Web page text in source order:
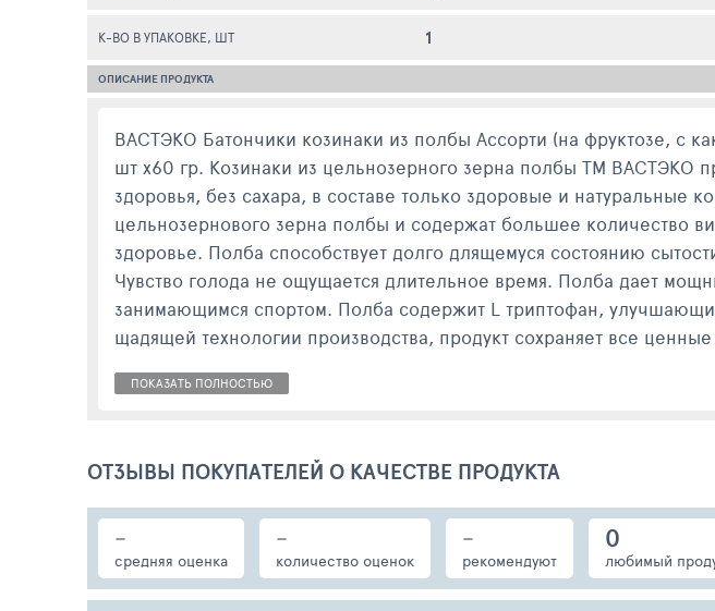
К-ВО В УПАКОВКЕ, ШТ 1
ОПИСАНИЕ ПРОДУКТА
ВАСТЭКО Батончики козинаки из полбы Ассорти (на фруктозе, с
шт х60 гр. Козинаки из цельнозерного зерна полбы ТМ ВАСТЭКО
здоровья, без сахара, в составе только здоровые и натуральные
цельнозернового зерна полбы и содержат большее количество
здоровье. Полба способствует долго длящемуся состоянию
Чувство голода не ощущается длительное время. Полба дает
занимающимся спортом. Полба содержит L триптофан,
щадящей технологии производства, продукт сохраняет все
ПОКАЗАТЬ ПОЛНОСТЬЮ
ОТЗЫВЫ ПОКУПАТЕЛЕЙ О КАЧЕСТВЕ ПРОДУКТА
-
средняя оценка
-
количество оценок
-
рекомендуют
0
любимый